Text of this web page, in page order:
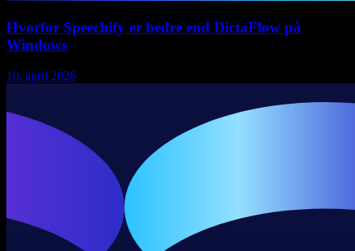
Hvorfor Speechify er bedre end DictaFlow på
Windows
10. april 2026